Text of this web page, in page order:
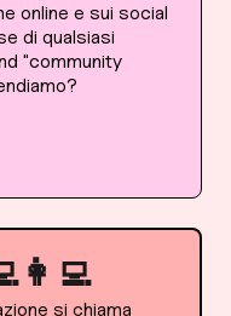
online e sui social
di qualsiasi
"community
si chiama